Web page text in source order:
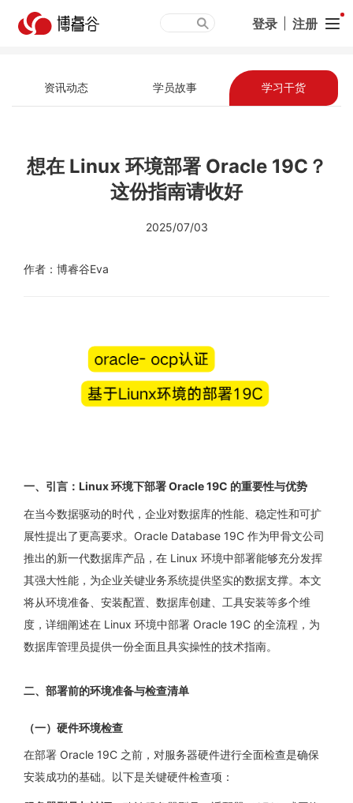
登录 注册
资讯动态 学员故事 学习干货
想在 Linux 环境部署 Oracle 19C？
这份指南请收好
2025/07/03
作者：博睿谷Eva
一、引言：Linux 环境下部署 Oracle 19C 的重要性与优势
在当今数据驱动的时代，企业对数据库的性能、稳定性和可扩
展性提出了更高要求。Oracle Database 19C 作为甲骨文公司
推出的新一代数据库产品，在 Linux 环境中部署能够充分发挥
其强大性能，为企业关键业务系统提供坚实的数据支撑。本文
将从环境准备、安装配置、数据库创建、工具安装等多个维
度，详细阐述在 Linux 环境中部署 Oracle 19C 的全流程，为
数据库管理员提供一份全面且具实操性的技术指南。
二、部署前的环境准备与检查清单
（一）硬件环境检查
在部署 Oracle 19C 之前，对服务器硬件进行全面检查是确保
安装成功的基础。以下是关键硬件检查项：